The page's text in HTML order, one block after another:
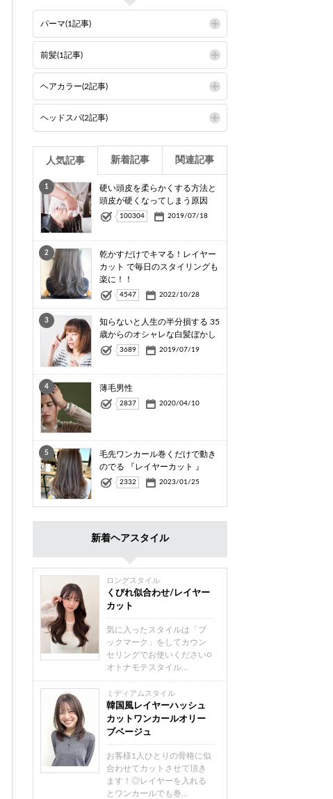
パーマ(1記事)
前髪(1記事)
ヘアカラー(2記事)
ヘッドスパ(2記事)
人気記事 新着記事 関連記事
1
硬い頭皮を柔らかくする方法と
頭皮が硬くなってしまう原因
100304 2019/07/18
2
乾かすだけでキマる！レイヤー
カット で毎日のスタイリングも
楽に！！
4547 2022/10/28
3
知らないと人生の半分損する 35
歳からのオシャレな白髪ぼかし
3689 2019/07/19
4 薄毛男性
2837 2020/04/10
5
毛先ワンカール巻くだけで動き
のでる 『レイヤーカット 』
2332 2023/01/25
新着ヘアスタイル
ロングスタイル
くびれ似合わせ/レイヤー
カット
気に入ったスタイルは「ブ
ックマーク」をしてカウン
セリングでお使いください○
オトナモテスタイル...
ミディアムスタイル
韓国風レイヤーハッシュ
カットワンカールオリー
ブベージュ
お客様1人ひとりの骨格に似
合わせてカットさせて頂き
ます！◎レイヤーを入れる
とワンカールでも巻...